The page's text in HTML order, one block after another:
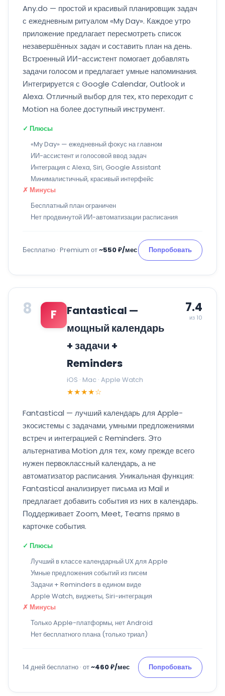
Any.do — простой и красивый планировщик задач
с ежедневным ритуалом «My Day». Каждое утро
приложение предлагает пересмотреть список
незавершённых задач и составить план на день.
Встроенный ИИ-ассистент помогает добавлять
задачи голосом и предлагает умные напоминания.
Интегрируется с Google Calendar, Outlook и
Alexa. Отличный выбор для тех, кто переходит с
Motion на более доступный инструмент.
✓ Плюсы
«My Day» — ежедневный фокус на главном
ИИ-ассистент и голосовой ввод задач
Интеграция с Alexa, Siri, Google Assistant
Минималистичный, красивый интерфейс
✗ Минусы
Бесплатный план ограничен
Нет продвинутой ИИ-автоматизации расписания
Бесплатно · Premium от~550 ₽/мес Попробовать
8 F
Fantastical —
мощный календарь
+ задачи +
Reminders
iOS · Mac · Apple Watch
★★★★☆
7.4
из 10
Fantastical — лучший календарь для Apple-
экосистемы с задачами, умными предложениями
встреч и интеграцией с Reminders. Это
альтернатива Motion для тех, кому прежде всего
нужен первоклассный календарь, а не
автоматизатор расписания. Уникальная функция:
Fantastical анализирует письма из Mail и
предлагает добавить события из них в календарь.
Поддерживает Zoom, Meet, Teams прямо в
карточке события.
✓ Плюсы
Лучший в классе календарный UX для Apple
Умные предложения событий из писем
Задачи + Reminders в едином виде
Apple Watch, виджеты, Siri-интеграция
✗ Минусы
Только Apple-платформы, нет Android
Нет бесплатного плана (только триал)
14 дней бесплатно · от~460 ₽/мес Попробовать